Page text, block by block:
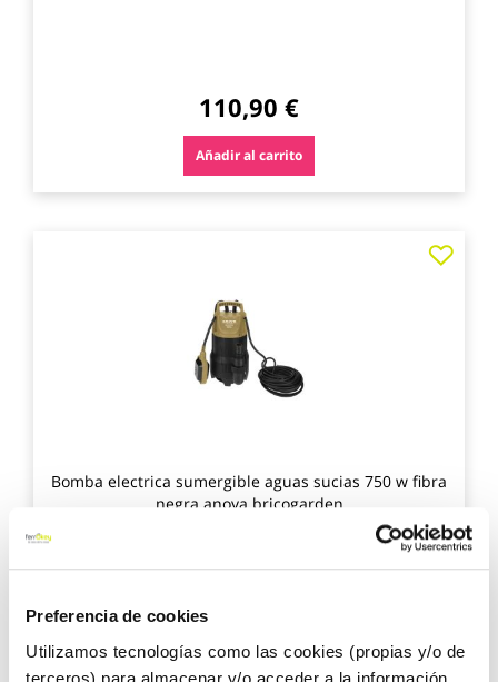
Preferencia de cookies
Utilizamos tecnologías como las cookies (propias y/o de
terceros) para almacenar y/o acceder a la información
110,90 €
Añadir al carrito
Bomba electrica sumergible aguas sucias 750 w fibra
negra anova bricogarden
80,05 €
Añadir al carrito